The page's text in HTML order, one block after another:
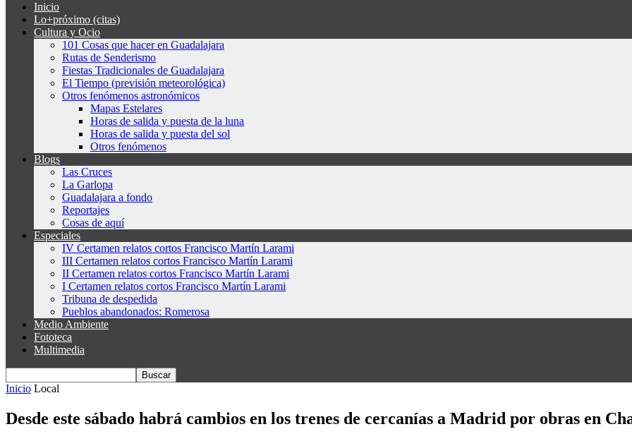
Inicio
Lo+próximo (citas)
Cultura y Ocio
101 Cosas que hacer en Guadalajara
Rutas de Senderismo
Fiestas Tradicionales de Guadalajara
El Tiempo (previsión meteorológica)
Otros fenómenos astronómicos
Mapas Estelares
Horas de salida y puesta de la luna
Horas de salida y puesta del sol
Otros fenómenos
Blogs
Las Cruces
La Garlopa
Guadalajara a fondo
Reportajes
Cosas de aquí
Especiales
IV Certamen relatos cortos Francisco Martín Larami
III Certamen relatos cortos Francisco Martín Larami
II Certamen relatos cortos Francisco Martín Larami
I Certamen relatos cortos Francisco Martín Larami
Tribuna de despedida
Pueblos abandonados: Romerosa
Medio Ambiente
Fototeca
Multimedia
Inicio Local
Desde este sábado habrá cambios en los trenes de cercanías a Madrid por obras en